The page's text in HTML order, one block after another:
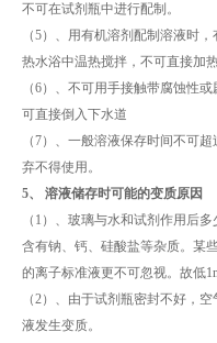
不可在试剂瓶中进行配制。
（5）、用有机溶剂配制溶液时
热水浴中温热搅拌，不可直接加
（6）、不可用手接触带腐蚀性
可直接倒入下水道
（7）、一般溶液保存时间不可
弃不得使用。
5、 溶液储存时可能的变质原因
（1）、玻璃与水和试剂作用后
含有钠、钙、硅酸盐等杂质。某
的离子标准液更不可忽视。故低
（2）、由于试剂瓶密封不好，
液发生变质。